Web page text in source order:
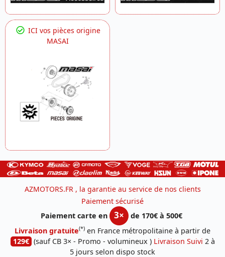
ICI vos pièces origine
MASAI
AZMOTORS.FR , la garantie au service de nos clients
Paiement sécurisé
Paiement carte en
3×
de 170€ à 500€
Livraison gratuite(*) en France métropolitaine à partir de
129€ (sauf CB 3× - Promo - volumineux ) Livraison Suivi 2 à
5 jours selon dispo stock